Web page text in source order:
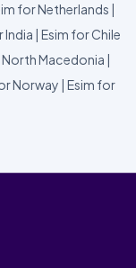
for Netherlands |
India | Esim for Chile
Macedonia |
Norway | Esim for